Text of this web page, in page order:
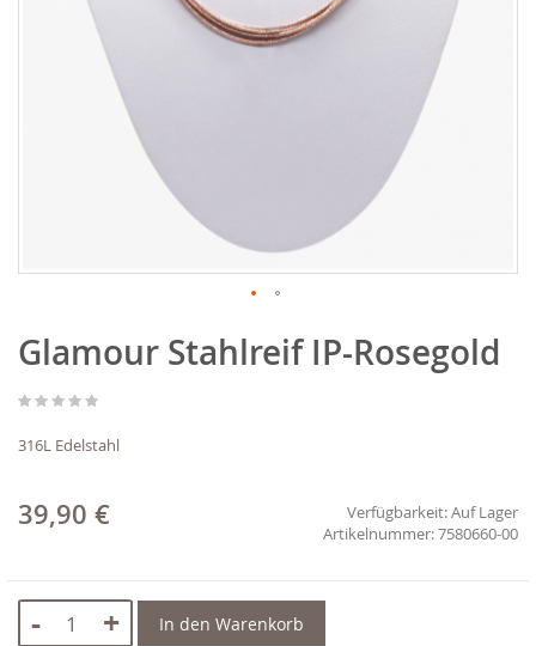
Anfang
der
springen
Glamour Stahlreif IP-Rosegold
316L Edelstahl
39,90 € Verfügbarkeit:Auf Lager
7580660-00
- + In den Warenkorb